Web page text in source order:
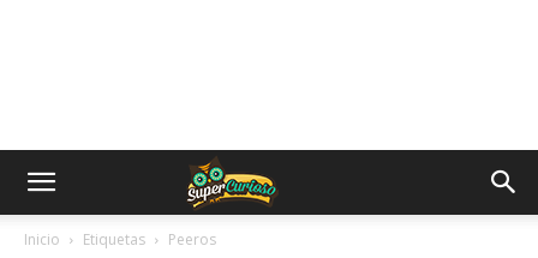
Inicio Etiquetas Peeros